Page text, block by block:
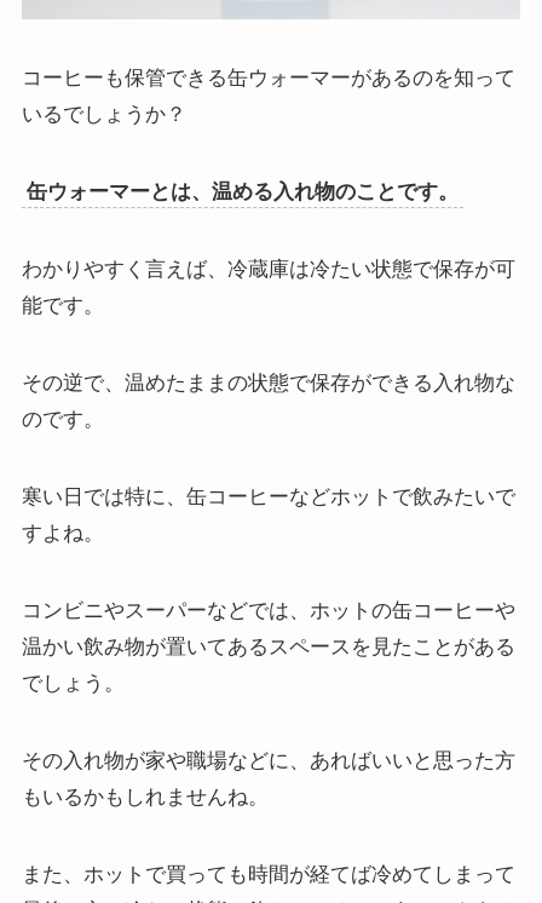
コーヒーも保管できる缶ウォーマーがあるのを知って
いるでしょうか？
缶ウォーマーとは、温める入れ物のことです。
わかりやすく言えば、冷蔵庫は冷たい状態で保存が可
能です。
その逆で、温めたままの状態で保存ができる入れ物な
のです。
寒い日では特に、缶コーヒーなどホットで飲みたいで
すよね。
コンビニやスーパーなどでは、ホットの缶コーヒーや
温かい飲み物が置いてあるスペースを見たことがある
でしょう。
その入れ物が家や職場などに、あればいいと思った方
もいるかもしれませんね。
また、ホットで買っても時間が経てば冷めてしまって